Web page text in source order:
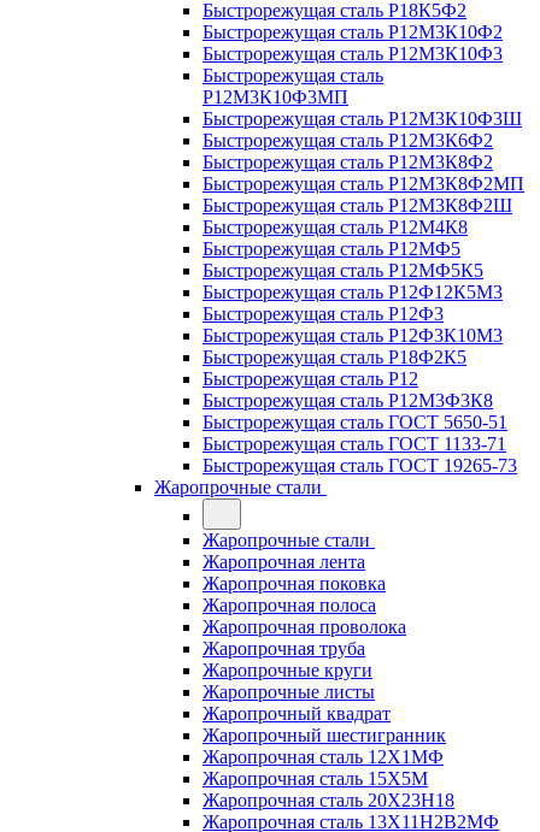
Быстрорежущая сталь Р18К5Ф2
Быстрорежущая сталь Р12М3К10Ф2
Быстрорежущая сталь Р12М3К10Ф3
Быстрорежущая сталь
Р12М3К10Ф3МП
Быстрорежущая сталь Р12М3К10Ф3Ш
Быстрорежущая сталь Р12М3К6Ф2
Быстрорежущая сталь Р12М3К8Ф2
Быстрорежущая сталь Р12М3К8Ф2МП
Быстрорежущая сталь Р12М3К8Ф2Ш
Быстрорежущая сталь Р12М4К8
Быстрорежущая сталь Р12МФ5
Быстрорежущая сталь Р12МФ5К5
Быстрорежущая сталь Р12Ф12К5М3
Быстрорежущая сталь Р12Ф3
Быстрорежущая сталь Р12Ф3К10М3
Быстрорежущая сталь Р18Ф2К5
Быстрорежущая сталь Р12
Быстрорежущая сталь Р12М3Ф3К8
Быстрорежущая сталь ГОСТ 5650-51
Быстрорежущая сталь ГОСТ 1133-71
Быстрорежущая сталь ГОСТ 19265-73
Жаропрочные стали
Жаропрочные стали
Жаропрочная лента
Жаропрочная поковка
Жаропрочная полоса
Жаропрочная проволока
Жаропрочная труба
Жаропрочные круги
Жаропрочные листы
Жаропрочный квадрат
Жаропрочный шестигранник
Жаропрочная сталь 12Х1МФ
Жаропрочная сталь 15Х5М
Жаропрочная сталь 20Х23Н18
Жаропрочная сталь 13Х11Н2В2МФ